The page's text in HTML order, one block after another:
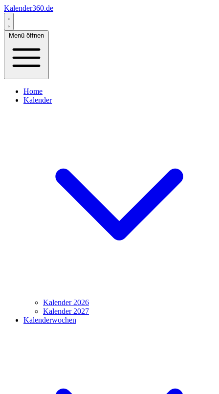
Kalender360.de
Menü öffnen
Home
Kalender
Kalender 2026
Kalender 2027
Kalenderwochen